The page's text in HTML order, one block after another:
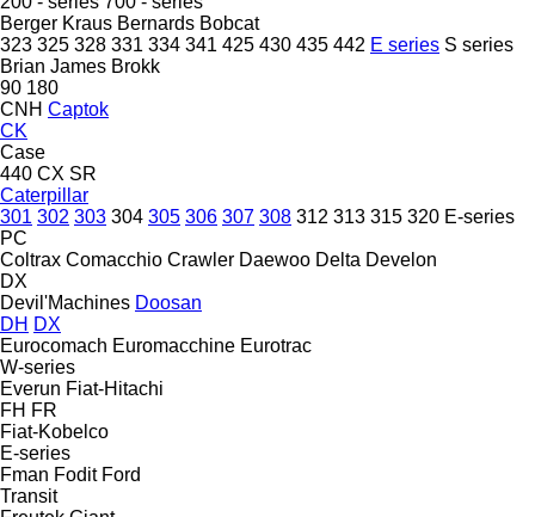
Berger Kraus Bernards Bobcat
323 325 328 331 334 341 425 430 435 442 E series S series
Brian James Brokk
90 180
CNH Captok
CK
Case
440 CX SR
Caterpillar
301 302 303 304 305 306 307 308 312 313 315 320 E-series
PC
Coltrax Comacchio Crawler Daewoo Delta Develon
DX
Devil'Machines Doosan
DH DX
Eurocomach Euromacchine Eurotrac
W-series
Everun Fiat-Hitachi
FH FR
Fiat-Kobelco
E-series
Fman Fodit Ford
Transit